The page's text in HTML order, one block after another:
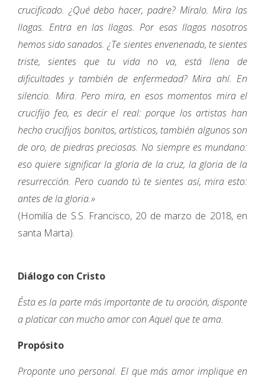
crucificado. ¿Qué debo hacer, padre? Míralo. Mira las
llagas. Entra en las llagas. Por esas llagas nosotros
hemos sido sanados. ¿Te sientes envenenado, te sientes
triste, sientes que tu vida no va, está llena de
dificultades y también de enfermedad? Mira ahí. En
silencio. Mira. Pero mira, en esos momentos mira el
crucifijo feo, es decir el real: porque los artistas han
hecho crucifijos bonitos, artísticos, también algunos son
de oro, de piedras preciosas. No siempre es mundano:
eso quiere significar la gloria de la cruz, la gloria de la
resurrección. Pero cuando tú te sientes así, mira esto:
antes de la gloria.»
(Homilía de S.S. Francisco, 20 de marzo de 2018, en
santa Marta).
Diálogo con Cristo
Ésta es la parte más importante de tu oración, disponte
a platicar con mucho amor con Aquel que te ama.
Propósito
Proponte uno personal. El que más amor implique en